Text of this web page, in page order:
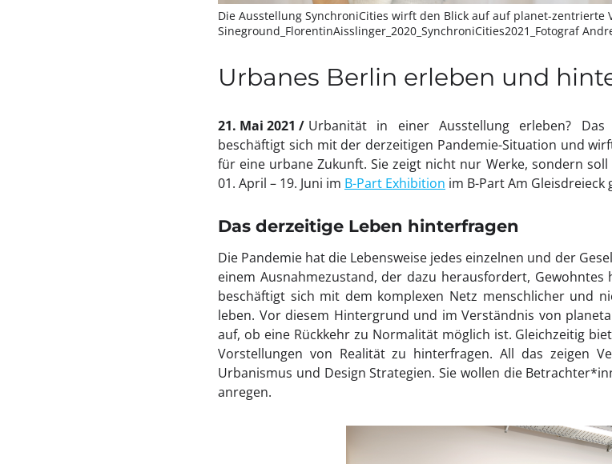
Die Ausstellung SynchroniCities wirft den Blick auf auf planet-zentrierte
Sineground_FlorentinAisslinger_2020_SynchroniCities2021_Fotograf
Urbanes Berlin erleben und
21. Mai 2021 Urbanität in einer Ausstellung erleben?
beschäftigt sich mit der derzeitigen Pandemie-Situation und
für eine urbane Zukunft. Sie zeigt nicht nur Werke, sondern
01. April – 19. Juni im B-Part Exhibition im B-Part Am Gleisdreieck
Das derzeitige Leben hinterfragen
Die Pandemie hat die Lebensweise jedes einzelnen und der
einem Ausnahmezustand, der dazu herausfordert,
beschäftigt sich mit dem komplexen Netz menschlicher und
leben. Vor diesem Hintergrund und im Verständnis von
auf, ob eine Rückkehr zu Normalität möglich ist. Gleichzeitig
Vorstellungen von Realität zu hinterfragen. All das zeigen
Urbanismus und Design Strategien. Sie wollen die
anregen.